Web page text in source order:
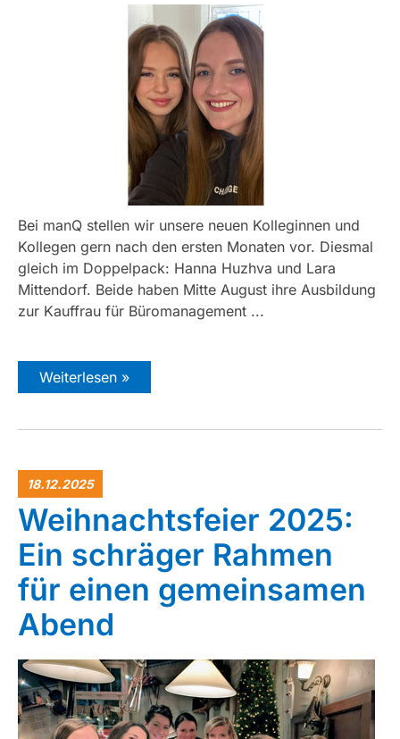
Bei manQ stellen wir unsere neuen Kolleginnen und
Kollegen gern nach den ersten Monaten vor. Diesmal
gleich im Doppelpack: Hanna Huzhva und Lara
Mittendorf. Beide haben Mitte August ihre Ausbildung
zur Kauffrau für Büromanagement ...
Weiterlesen »
18.12.2025
Weihnachtsfeier 2025:
Ein schräger Rahmen
für einen gemeinsamen
Abend